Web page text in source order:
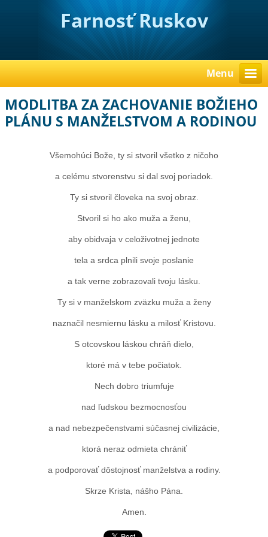
Farnosť Ruskov
Menu
MODLITBA ZA ZACHOVANIE BOŽIEHO
PLÁNU S MANŽELSTVOM A RODINOU
Všemohúci Bože, ty si stvoril všetko z ničoho
a celému stvorenstvu si dal svoj poriadok.
Ty si stvoril človeka na svoj obraz.
Stvoril si ho ako muža a ženu,
aby obidvaja v celoživotnej jednote
tela a srdca plnili svoje poslanie
a tak verne zobrazovali tvoju lásku.
Ty si v manželskom zväzku muža a ženy
naznačil nesmiernu lásku a milosť Kristovu.
S otcovskou láskou chráň dielo,
ktoré má v tebe počiatok.
Nech dobro triumfuje
nad ľudskou bezmocnosťou
a nad nebezpečenstvami súčasnej civilizácie,
ktorá neraz odmieta chrániť
a podporovať dôstojnosť manželstva a rodiny.
Skrze Krista, nášho Pána.
Amen.